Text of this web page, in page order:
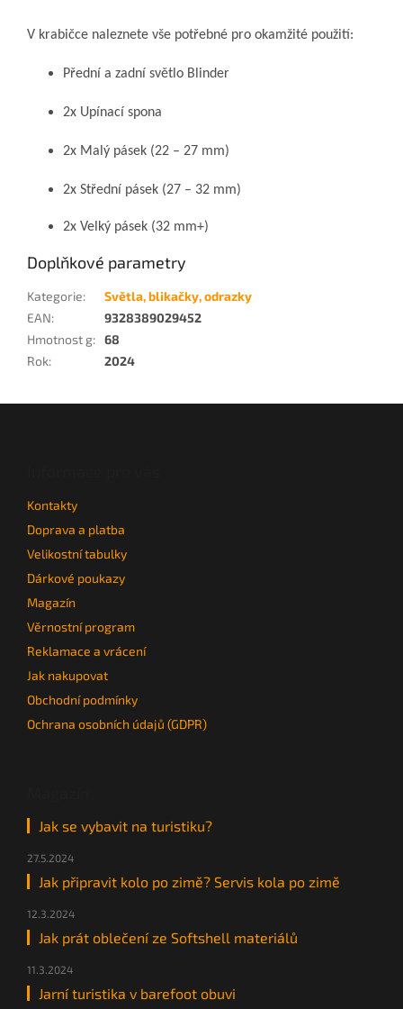
V krabičce naleznete vše potřebné pro okamžité použití:
Přední a zadní světlo Blinder
2x Upínací spona
2x Malý pásek (22 – 27 mm)
2x Střední pásek (27 – 32 mm)
2x Velký pásek (32 mm+)
Doplňkové parametry
Kategorie:
Světla, blikačky, odrazky
EAN:
9328389029452
Hmotnost g: 68
Rok: 2024
Kontakty
Doprava a platba
Velikostní tabulky
Dárkové poukazy
Magazín
Věrnostní program
Reklamace a vrácení
Jak nakupovat
Obchodní podmínky
Ochrana osobních údajů (GDPR)
Jak se vybavit na turistiku?
27.5.2024
Jak připravit kolo po zimě? Servis kola po zimě
12.3.2024
Jak prát oblečení ze Softshell materiálů
11.3.2024
Jarní turistika v barefoot obuvi